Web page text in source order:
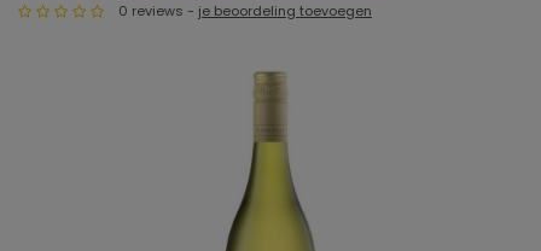
0 reviews - je beoordeling toevoegen